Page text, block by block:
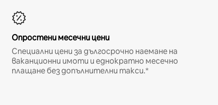
Опростени месечни цени
Специални цени за дългосрочно наемане на
ваканционни имоти и еднократно месечно
плащане без допълнителни такси.*